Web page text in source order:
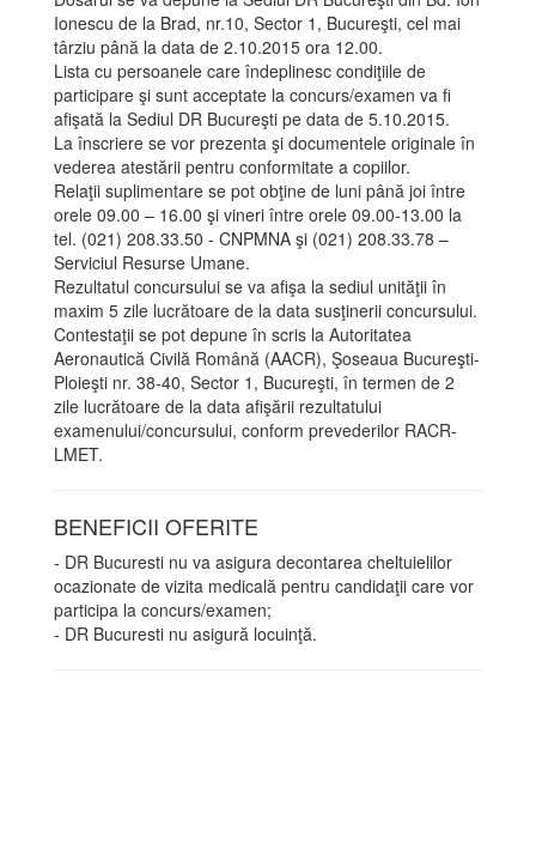
Ionescu de la Brad, nr.10, Sector 1, Bucureşti, cel mai
târziu până la data de 2.10.2015 ora 12.00.
Lista cu persoanele care îndeplinesc condiţiile de
participare şi sunt acceptate la concurs/examen va fi
afişată la Sediul DR Bucureşti pe data de 5.10.2015.
La înscriere se vor prezenta şi documentele originale în
vederea atestării pentru conformitate a copiilor.
Relaţii suplimentare se pot obţine de luni până joi între
orele 09.00 – 16.00 şi vineri între orele 09.00-13.00 la
tel. (021) 208.33.50 - CNPMNA şi (021) 208.33.78 –
Serviciul Resurse Umane.
Rezultatul concursului se va afişa la sediul unităţii în
maxim 5 zile lucrătoare de la data susţinerii concursului.
Contestaţii se pot depune în scris la Autoritatea
Aeronautică Civilă Română (AACR), Şoseaua Bucureşti-
Ploieşti nr. 38-40, Sector 1, Bucureşti, în termen de 2
zile lucrătoare de la data afişării rezultatului
examenului/concursului, conform prevederilor RACR-
LMET.
BENEFICII OFERITE
- DR Bucuresti nu va asigura decontarea cheltuielilor
ocazionate de vizita medicală pentru candidaţii care vor
participa la concurs/examen;
- DR Bucuresti nu asigură locuinţă.